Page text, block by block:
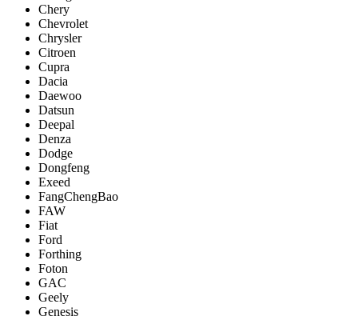
Chery
Chevrolet
Chrysler
Citroen
Cupra
Dacia
Daewoo
Datsun
Deepal
Denza
Dodge
Dongfeng
Exeed
FangChengBao
FAW
Fiat
Ford
Forthing
Foton
GAC
Geely
Genesis